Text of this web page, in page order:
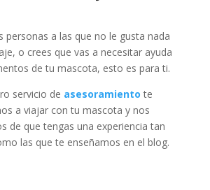
personas a las que no le gusta nada
o crees que vas a necesitar ayuda
de tu mascota, esto es para ti.
servicio de asesoramientote
a viajar con tu mascota y nos
de que tengas una experiencia tan
las que te enseñamos en el blog.